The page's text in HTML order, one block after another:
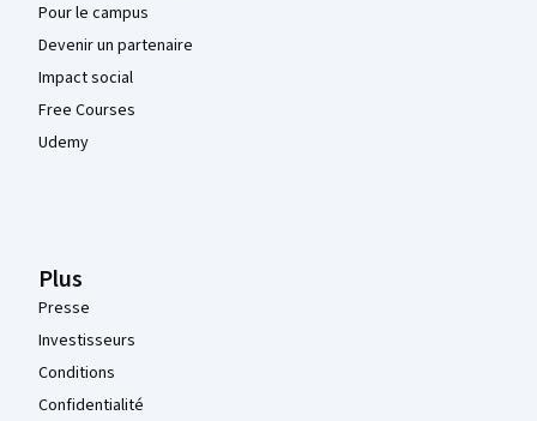
Pour le campus
Devenir un partenaire
Impact social
Free Courses
Udemy
Plus
Presse
Investisseurs
Conditions
Confidentialité